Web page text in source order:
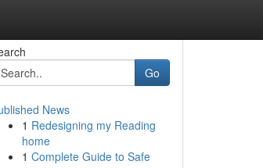
Go
News
1 Redesigning my Reading
home
1 Complete Guide to Safe